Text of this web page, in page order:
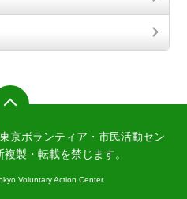
京ボランティア・市民活動セン
複製・転載を禁じます。
Voluntary Action Center.